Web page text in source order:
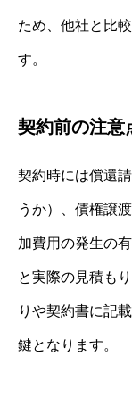
ため、他社と比
す。
契約前の注意
契約時には償還
うか）、債権譲
加費用の発生の
と実際の見積も
りや契約書に記
鍵となります。